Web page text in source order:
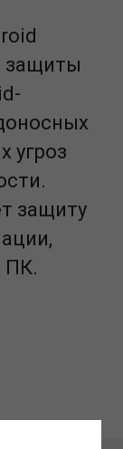
защиты
угроз
защиту
ПК.